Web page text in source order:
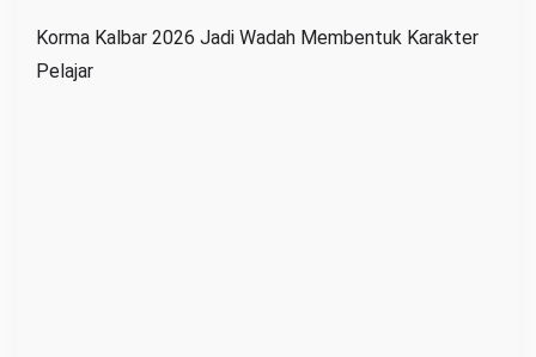
Korma Kalbar 2026 Jadi Wadah Membentuk Karakter
Pelajar